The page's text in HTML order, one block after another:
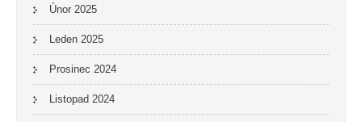
Únor 2025
Leden 2025
Prosinec 2024
Listopad 2024